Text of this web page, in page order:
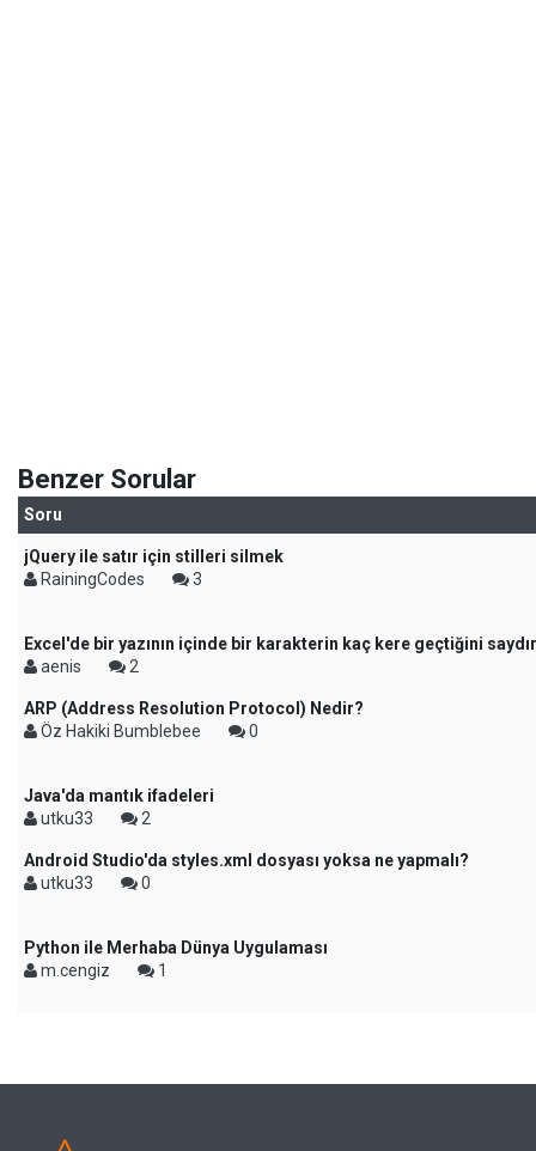
Benzer Sorular
Soru
jQuery ile satır için stilleri silmek
RainingCodes
3
Excel'de bir yazının içinde bir karakterin kaç kere geçtiğini
aenis
2
ARP (Address Resolution Protocol) Nedir?
Öz Hakiki Bumblebee
0
Java'da mantık ifadeleri
utku33
2
Android Studio'da styles.xml dosyası yoksa ne yapmalı?
utku33
0
Python ile Merhaba Dünya Uygulaması
m.cengiz
1